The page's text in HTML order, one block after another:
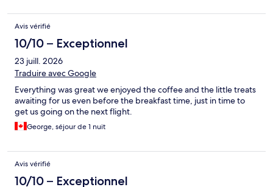
Avis vérifié
10/10 – Exceptionnel
23 juill. 2026
Traduire avec Google
Everything was great we enjoyed the coffee and the little treats
awaiting for us even before the breakfast time, just in time to
get us going on the next flight.
George, séjour de 1 nuit
Avis vérifié
10/10 – Exceptionnel